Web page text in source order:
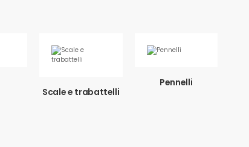
Scale e trabattelli
Pennelli